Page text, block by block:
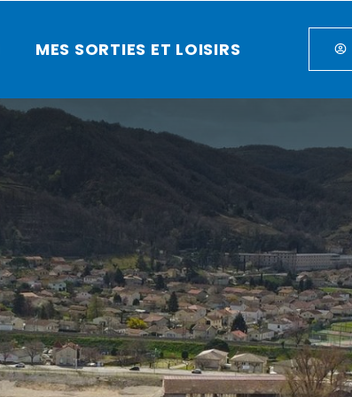
MES SORTIES ET LOISIRS